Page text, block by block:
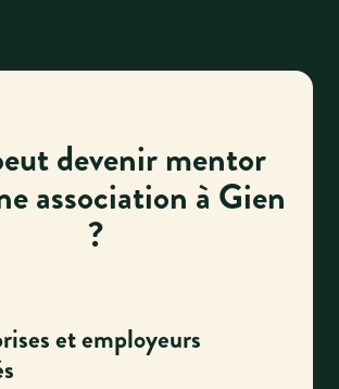
devenir mentor
association à Gien
?
et employeurs